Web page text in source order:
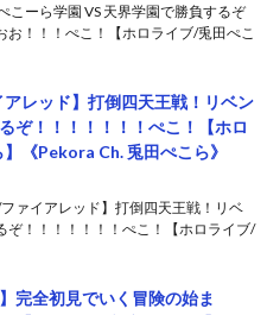
こーら学園 VS 天界学園で勝負するぞ
お！！！ぺこ！【ホロライブ/兎田ぺこ
アレッド】打倒四天王戦！リベン
ぞ！！！！！！！ぺこ！【ホロ
《Pekora Ch. 兎田ぺこら》
ァイアレッド】打倒四天王戦！リベ
ぞ！！！！！！！ぺこ！【ホロライブ/
完全初見でいく冒険の始ま